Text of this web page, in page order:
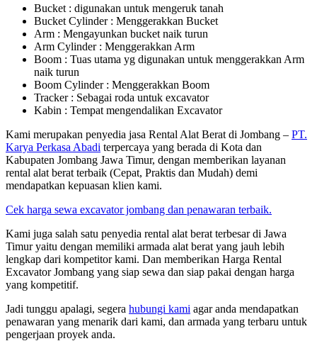
Bucket : digunakan untuk mengeruk tanah
Bucket Cylinder : Menggerakkan Bucket
Arm : Mengayunkan bucket naik turun
Arm Cylinder : Menggerakkan Arm
Boom : Tuas utama yg digunakan untuk menggerakkan Arm
naik turun
Boom Cylinder : Menggerakkan Boom
Tracker : Sebagai roda untuk excavator
Kabin : Tempat mengendalikan Excavator
Kami merupakan penyedia jasa Rental Alat Berat di Jombang – PT.
Karya Perkasa Abadi terpercaya yang berada di Kota dan
Kabupaten Jombang Jawa Timur, dengan memberikan layanan
rental alat berat terbaik (Cepat, Praktis dan Mudah) demi
mendapatkan kepuasan klien kami.
Cek harga sewa excavator jombang dan penawaran terbaik.
Kami juga salah satu penyedia rental alat berat terbesar di Jawa
Timur yaitu dengan memiliki armada alat berat yang jauh lebih
lengkap dari kompetitor kami. Dan memberikan Harga Rental
Excavator Jombang yang siap sewa dan siap pakai dengan harga
yang kompetitif.
Jadi tunggu apalagi, segera hubungi kami agar anda mendapatkan
penawaran yang menarik dari kami, dan armada yang terbaru untuk
pengerjaan proyek anda.